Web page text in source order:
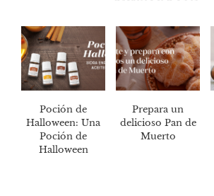
Poción de
Halloween: Una
Poción de
Halloween
Prepara un
delicioso Pan de
Muerto